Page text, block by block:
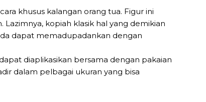
khusus kalangan orang tua. Figur ini
kopiah klasik hal yang demikian
dapat memadupadankan dengan
diaplikasikan bersama dengan pakaian
dalam pelbagai ukuran yang bisa